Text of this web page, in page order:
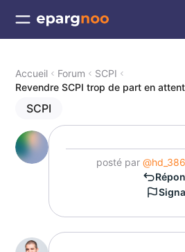
Accueil Forum
SCPI
Revendre SCPI trop de part en
SCPI
posté par